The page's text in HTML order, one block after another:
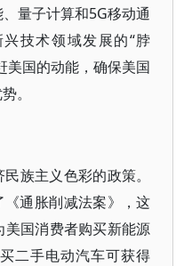
量子计算和5G移动通
技术领域发展的“脖
美国的动能，确保美国
。
族主义色彩的政策。
通胀削减法案》，这
国消费者购买新能源
二手电动汽车可获得